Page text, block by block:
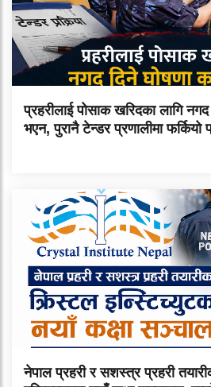
प्रहरीलाई पोसाक खरिदका लागि नगद
भएन, पुरानै टेन्डर प्रणालीमा फर्कियो
नेपाल प्रहरी र सशस्त्र प्रहरी